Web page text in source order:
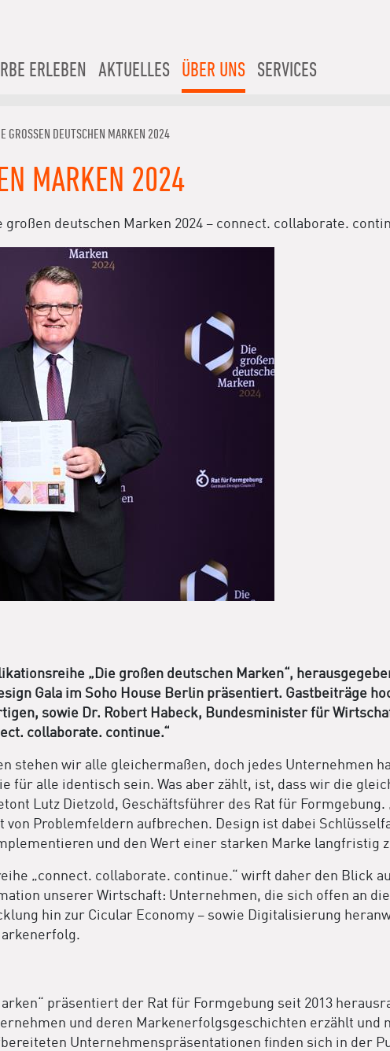
ERLEBEN AKTUELLES ÜBER UNS SERVICES
GROSSEN DEUTSCHEN MARKEN 2024
MARKEN 2024
deutschen Marken 2024 – connect. collaborate.
„Die großen deutschen Marken“,
Gala im Soho House Berlin präsentiert. Gastbeiträge
sowie Dr. Robert Habeck, Bundesminister für
collaborate. continue.“
stehen wir alle gleichermaßen, doch jedes Unternehmen
für alle identisch sein. Was aber zählt, ist, dass wir die
Lutz Dietzold, Geschäftsführer des Rat für
von Problemfeldern aufbrechen. Design ist dabei
und den Wert einer starken Marke langfristig
„connect. collaborate. continue.“ wirft daher den Blick
unserer Wirtschaft: Unternehmen, die sich offen an
hin zur Cicular Economy – sowie Digitalisierung
präsentiert der Rat für Formgebung seit 2013
und deren Markenerfolgsgeschichten erzählt
Unternehmenspräsentationen finden sich in der